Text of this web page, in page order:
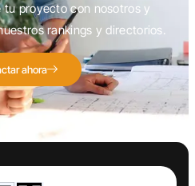
tu proyecto con nosotros y
rankings y directorios.
ahora